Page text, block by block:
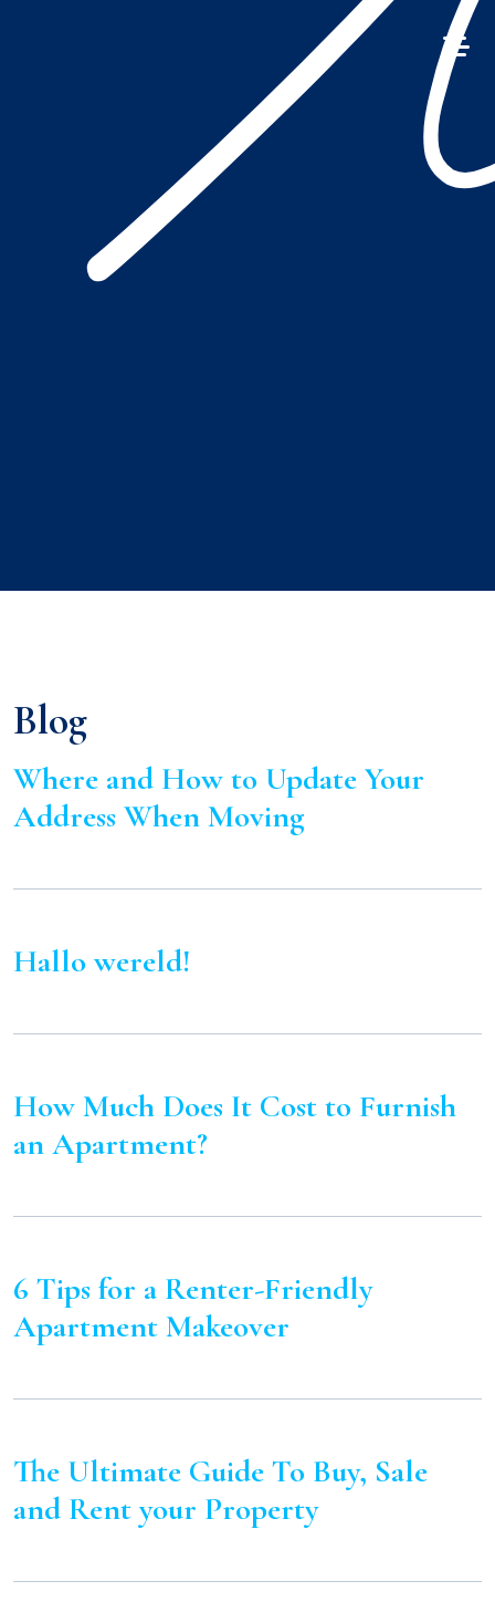
Blog
Where and How to Update Your
Address When Moving
Hallo wereld!
How Much Does It Cost to Furnish
an Apartment?
6 Tips for a Renter-Friendly
Apartment Makeover
The Ultimate Guide To Buy, Sale
and Rent your Property